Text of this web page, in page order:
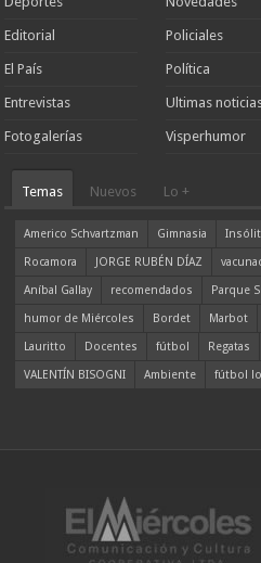
Editorial
El País
Entrevistas
Fotogalerías
Policiales
Política
Ultimas
Visperhumor
Temas Nuevos Lo +
Americo Schvartzman Gimnasia
Rocamora
JORGE RUBÉN DÍAZ
Aníbal Gallay
recomendados Parque
humor de Miércoles
Bordet Marbot
Lauritto
Docentes fútbol Regatas
VALENTÍN BISOGNI
Ambiente fútbol